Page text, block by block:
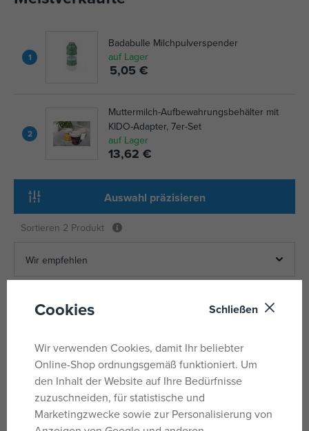
1
Badabulle Milchpulverspender
auf Lager
5,05 €
2
Muttermilch-Aufbewahrungsbehälter mit
KIDO-Adapter, 7er-Set
auf Lager
13,62 €
Auswahl präzisieren
Sortieren 2 Produkt
Cookies Schließen
Wir verwenden Cookies, damit Ihr beliebter
Online-Shop ordnungsgemäß funktioniert. Um
den Inhalt der Website auf Ihre Bedürfnisse
zuzuschneiden, für statistische und
Marketingzwecke sowie zur Personalisierung von